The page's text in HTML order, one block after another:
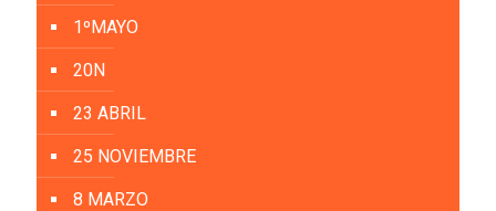
1ºMAYO
20N
23 ABRIL
25 NOVIEMBRE
8 MARZO